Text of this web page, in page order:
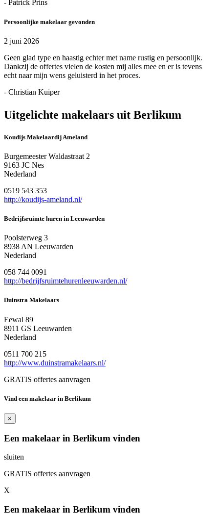
- Patrick Prins
Persoonlijke makelaar gevonden
2 juni 2026
Geen glad type en haastig echter met name rustig en persoonlijk.
Dankzij de offertes vielen de kosten mij alles mee en er is tevens
echt naar mijn wens geluisterd in het proces.
- Christian Kuiper
Uitgelichte makelaars uit Berlikum
Koudijs Makelaardij Ameland
Burgemeester Waldastraat 2
9163 JC Nes
Nederland
0519 543 353
http://koudijs-ameland.nl/
Bedrijfsruimte huren in Leeuwarden
Poolsterweg 3
8938 AN Leeuwarden
Nederland
058 744 0091
http://bedrijfsruimtehurenleeuwarden.nl/
Duinstra Makelaars
Eewal 89
8911 GS Leeuwarden
Nederland
0511 700 215
http://www.duinstramakelaars.nl/
GRATIS offertes aanvragen
Vind een makelaar in Berlikum
×
Een makelaar in Berlikum vinden
sluiten
GRATIS offertes aanvragen
X
Een makelaar in Berlikum vinden